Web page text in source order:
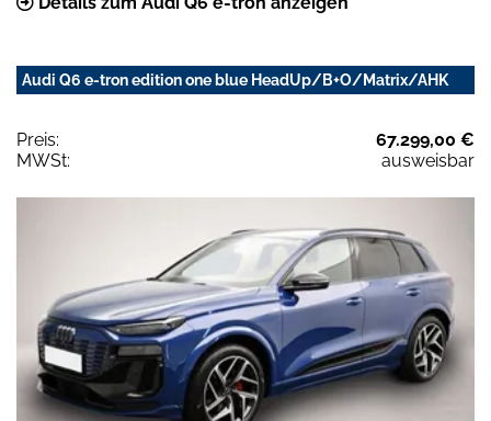
Audi Q6 e-tron edition one blue HeadUp/B+O/Matrix/AHK
Preis:
67.299,00 €
MWSt:
ausweisbar